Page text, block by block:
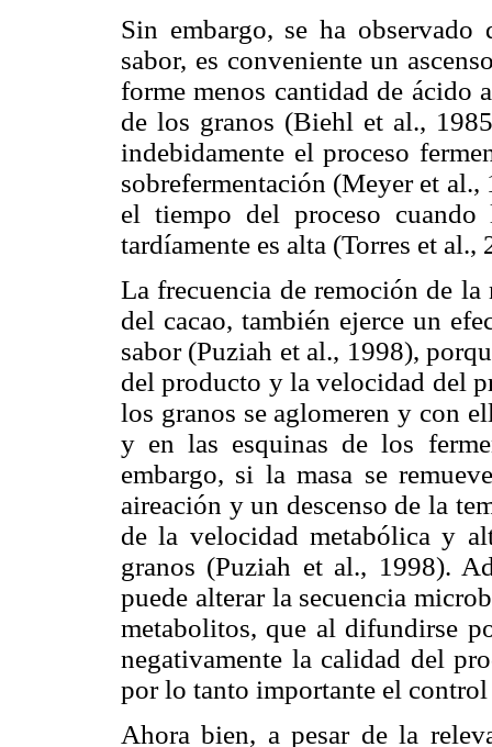
Sin embargo, se ha
sabor, es conveniente un
forme menos cantidad de ácido
de los granos (Biehl et al.,
indebidamente el proceso
sobrefermentación (Meyer et
el tiempo del proceso cuando
tardíamente es alta (Torres et al.,
La frecuencia de remoción de la
del cacao, también ejerce un
sabor (Puziah et al., 1998),
del producto y la velocidad del
los granos se aglomeren y con
y en las esquinas de los
embargo, si la masa se
aireación y un descenso de la
de la velocidad metabólica y
granos (Puziah et al., 1998).
puede alterar la secuencia
metabolitos, que al difundirse
negativamente la calidad del
por lo tanto importante el
Ahora bien, a pesar de la